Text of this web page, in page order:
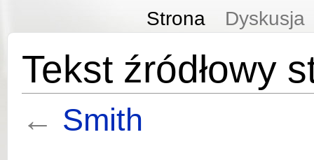
Strona Dyskusja
Tekst źródłowy
← Smith